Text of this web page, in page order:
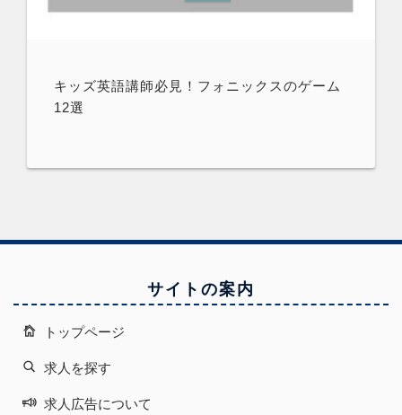
キッズ英語講師必見！フォニックスのゲーム
12選
サイトの案内
トップページ
求人を探す
求人広告について